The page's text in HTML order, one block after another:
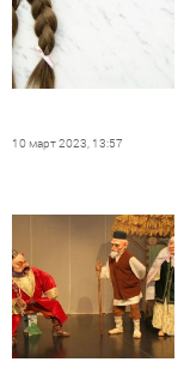
10 март 2023, 13:57